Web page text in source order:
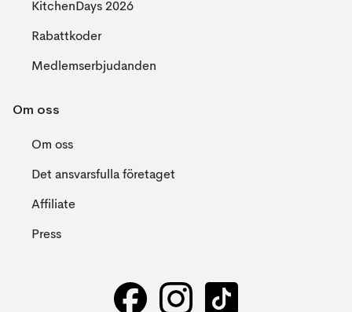
KitchenDays 2026
Rabattkoder
Medlemserbjudanden
Om oss
Om oss
Det ansvarsfulla företaget
Affiliate
Press